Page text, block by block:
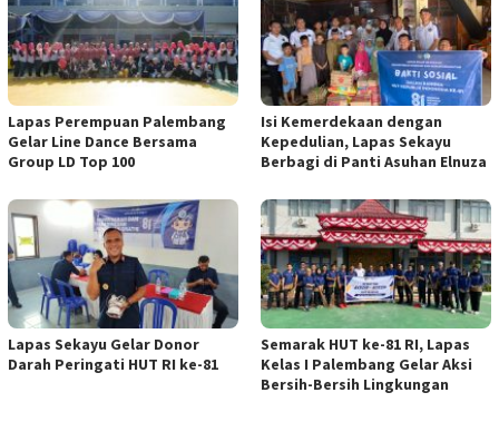
Lapas Perempuan Palembang
Gelar Line Dance Bersama
Group LD Top 100
Isi Kemerdekaan dengan
Kepedulian, Lapas Sekayu
Berbagi di Panti Asuhan Elnuza
Lapas Sekayu Gelar Donor
Darah Peringati HUT RI ke-81
Semarak HUT ke-81 RI, Lapas
Kelas I Palembang Gelar Aksi
Bersih-Bersih Lingkungan